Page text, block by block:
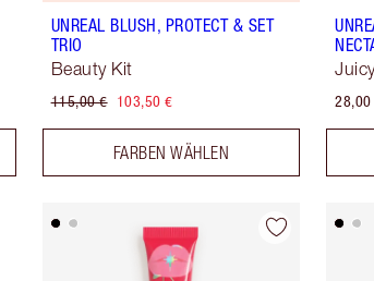
UNREAL BLUSH, PROTECT & SET
TRIO
Beauty Kit
115,00 € 103,50 €
FARBEN WÄHLEN
28,00